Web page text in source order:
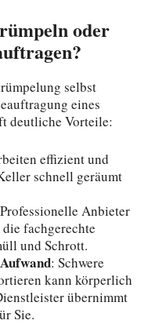
oder
selbst
eines
deutliche Vorteile:
effizient und
schnell geräumt
Anbieter
fachgerechte
und Schrott.
: Schwere
kann körperlich
übernimmt
Sie.